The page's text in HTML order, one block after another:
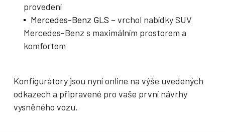
provedení
Mercedes-Benz GLS – vrchol nabídky SUV
Mercedes-Benz s maximálním prostorem a
komfortem
Konfigurátory jsou nyní online na výše uvedených
odkazech a připravené pro vaše první návrhy
vysněného vozu.